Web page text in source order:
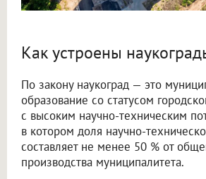
Как устроены
По закону наукоград — это
образование со статусом
с высоким научно-техническим
в котором доля научно-
составляет не менее 50 % от
производства муниципалитета.